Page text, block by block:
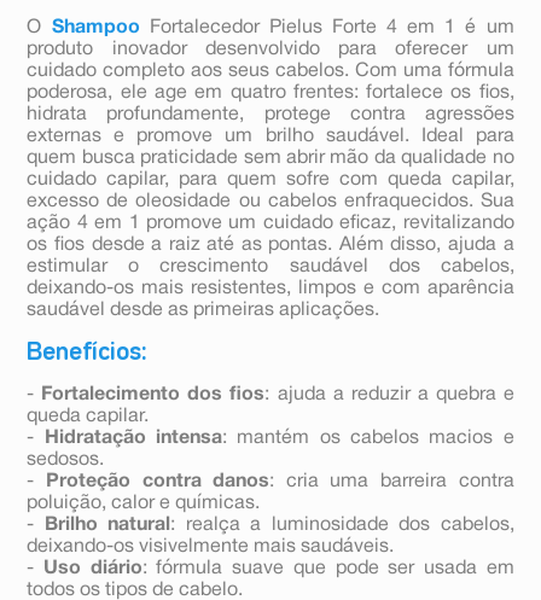
O Shampoo Fortalecedor Pielus Forte 4 em 1 é um
produto inovador desenvolvido para oferecer um
cuidado completo aos seus cabelos. Com uma fórmula
poderosa, ele age em quatro frentes: fortalece os fios,
hidrata profundamente, protege contra agressões
externas e promove um brilho saudável. Ideal para
quem busca praticidade sem abrir mão da qualidade no
cuidado capilar, para quem sofre com queda capilar,
excesso de oleosidade ou cabelos enfraquecidos. Sua
ação 4 em 1 promove um cuidado eficaz, revitalizando
os fios desde a raiz até as pontas. Além disso, ajuda a
estimular o crescimento saudável dos cabelos,
deixando-os mais resistentes, limpos e com aparência
saudável desde as primeiras aplicações.
Benefícios:
- Fortalecimento dos fios: ajuda a reduzir a quebra e
queda capilar.
-
Hidratação intensa: mantém os cabelos macios e
sedosos.
-
Proteção contra danos: cria uma barreira contra
poluição, calor e químicas.
-
Brilho natural : realça a luminosidade dos cabelos,
deixando-os visivelmente mais saudáveis.
- Uso diário: fórmula suave que pode ser usada em
todos os tipos de cabelo.